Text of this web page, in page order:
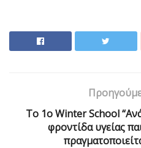
Το 1ο Winter School
φροντίδα υγείας